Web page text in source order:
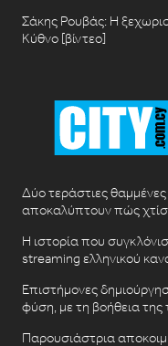
Σάκης Ρουβάς: Η
Κύθνο [βίντεο]
Δύο τεράστιες
αποκαλύπτουν πώς
Η ιστορία που
streaming ελληνικού
Επιστήμονες
φύση, με τη βοήθεια
Παρουσιάστρια